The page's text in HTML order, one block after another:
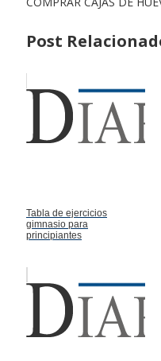
Post
Tabla de ejercicios
gimnasio para
principiantes